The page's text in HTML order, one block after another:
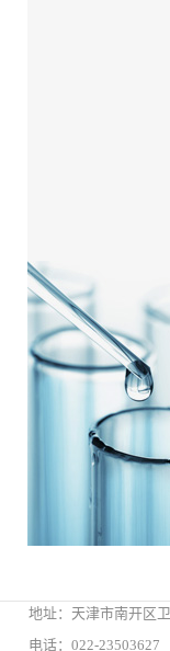
地址：天津市南开区
电话：022-23503627